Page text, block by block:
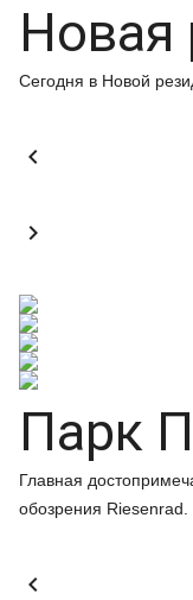
Новая
Сегодня в Новой


Парк
Главная
обозрения Riesenrad.
